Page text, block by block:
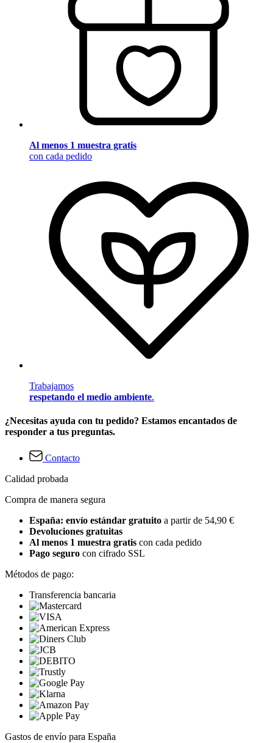
Al menos 1 muestra gratis
con cada pedido
Trabajamos
respetando el medio ambiente.
¿Necesitas ayuda con tu pedido? Estamos encantados de
responder a tus preguntas.
Contacto
Calidad probada
Compra de manera segura
España: envío estándar gratuito a partir de 54,90 €
Devoluciones gratuitas
Al menos 1 muestra gratis con cada pedido
Pago seguro con cifrado SSL
Métodos de pago:
Transferencia bancaria
Gastos de envío para España